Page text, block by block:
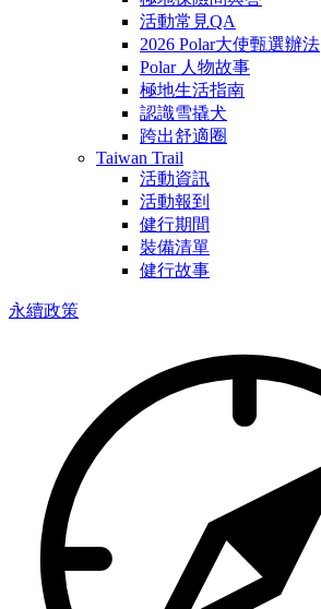
活動常見QA
2026 Polar大使甄選辦法
Polar 人物故事
極地生活指南
認識雪撬犬
跨出舒適圈
Taiwan Trail
活動資訊
活動報到
健行期間
裝備清單
健行故事
永續政策